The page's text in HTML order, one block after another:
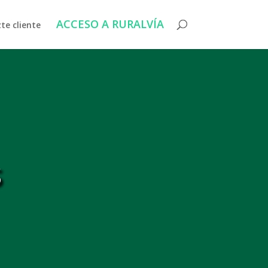
cliente ACCESO A RURALVÍA